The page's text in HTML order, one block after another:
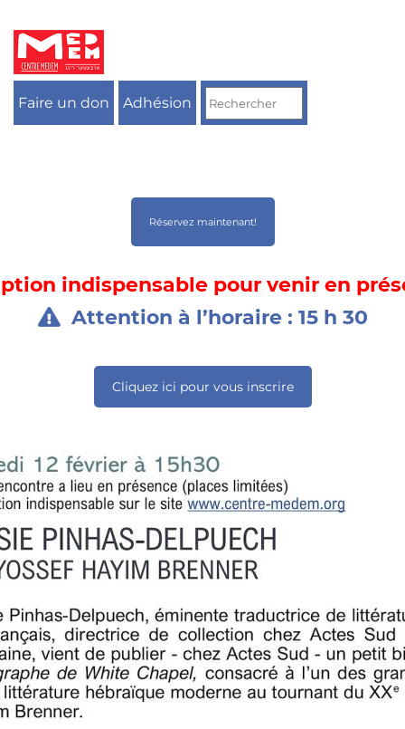
contenu
Faire un don Adhésion
Réservez maintenant!
indispensable pour venir en
Attention à l’horaire : 15 h 30
Cliquez ici pour vous inscrire